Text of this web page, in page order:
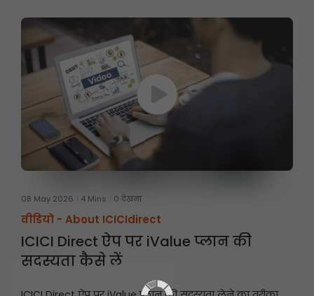
08 May 2026 4 Mins 0 देखना
वीडियो - About ICICIdirect
ICICI Direct ऐप पर iValue प्लान की
सदस्यता कैसे लें